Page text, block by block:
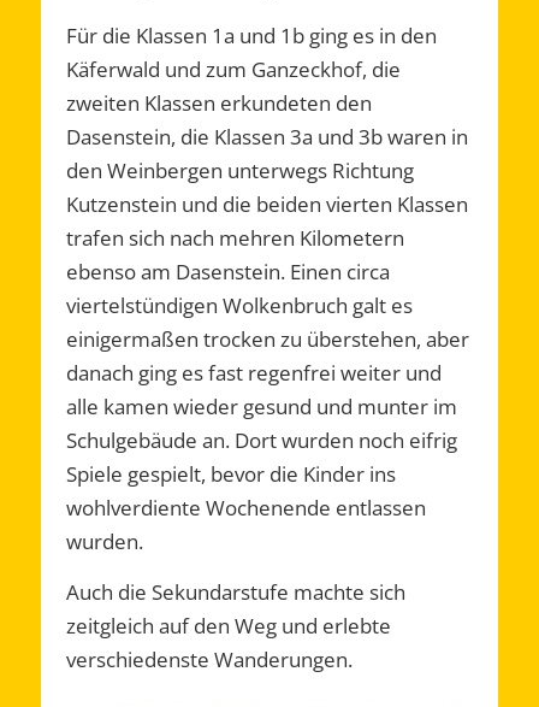
Für die Klassen 1a und 1b ging es in den
Käferwald und zum Ganzeckhof, die
zweiten Klassen erkundeten den
Dasenstein, die Klassen 3a und 3b waren in
den Weinbergen unterwegs Richtung
Kutzenstein und die beiden vierten Klassen
trafen sich nach mehren Kilometern
ebenso am Dasenstein. Einen circa
viertelstündigen Wolkenbruch galt es
einigermaßen trocken zu überstehen, aber
danach ging es fast regenfrei weiter und
alle kamen wieder gesund und munter im
Schulgebäude an. Dort wurden noch eifrig
Spiele gespielt, bevor die Kinder ins
wohlverdiente Wochenende entlassen
wurden.
Auch die Sekundarstufe machte sich
zeitgleich auf den Weg und erlebte
verschiedenste Wanderungen.